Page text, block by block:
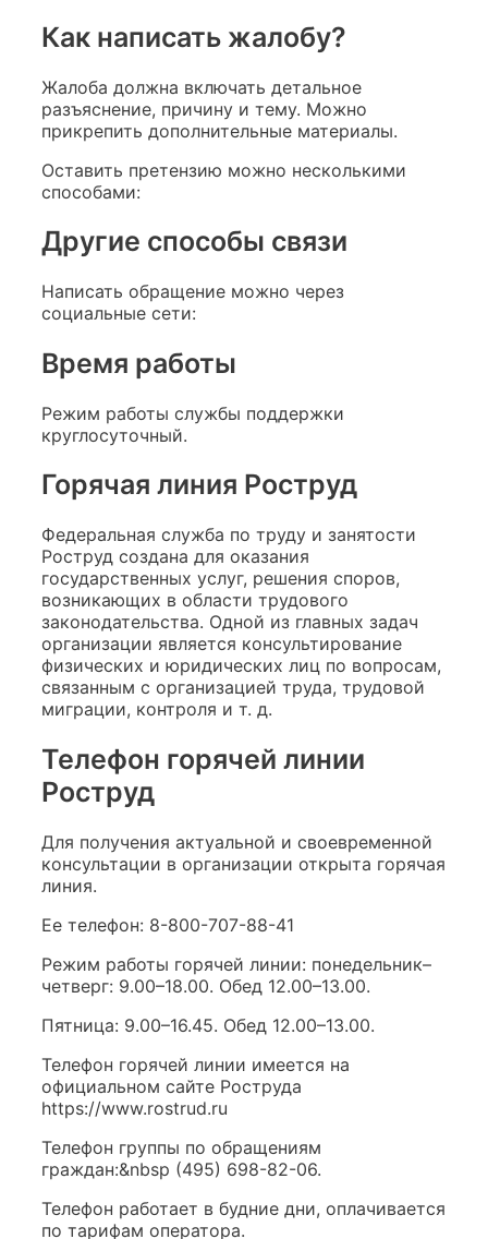
Как написать жалобу?
Жалоба должна включать детальное
разъяснение, причину и тему. Можно
прикрепить дополнительные материалы.
Оставить претензию можно несколькими
способами:
Другие способы связи
Написать обращение можно через
социальные сети:
Время работы
Режим работы службы поддержки
круглосуточный.
Горячая линия Роструд
Федеральная служба по труду и занятости
Роструд создана для оказания
государственных услуг, решения споров,
возникающих в области трудового
законодательства. Одной из главных задач
организации является консультирование
физических и юридических лиц по вопросам,
связанным с организацией труда, трудовой
миграции, контроля и т. д.
Телефон горячей линии
Роструд
Для получения актуальной и своевременной
консультации в организации открыта горячая
линия.
Ее телефон: 8-800-707-88-41
Режим работы горячей линии: понедельник–
четверг: 9.00–18.00. Обед 12.00–13.00.
Пятница: 9.00–16.45. Обед 12.00–13.00.
Телефон горячей линии имеется на
официальном сайте Роструда
https://www.rostrud.ru
Телефон группы по обращениям
граждан:&nbsp (495) 698-82-06.
Телефон работает в будние дни, оплачивается
по тарифам оператора.